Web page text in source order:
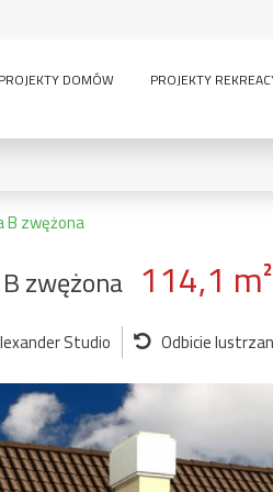
PROJEKTY DOMÓW
PROJEKTY
bud. socjalny
usługową
usługowe
wiata
garażowo-
magazynowe
B zwężona
zwężona 114,1 m²
Studio Odbicie